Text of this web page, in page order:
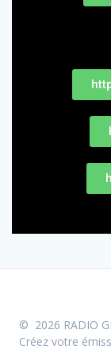
© 2026 RADIO
Créez votre